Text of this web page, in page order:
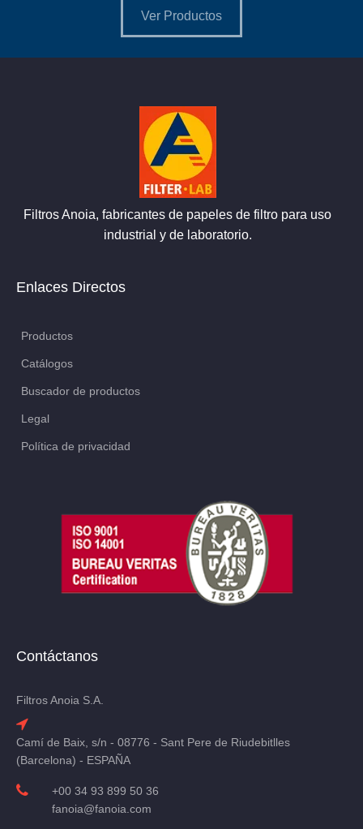
Ver Productos
Filtros Anoia, fabricantes de papeles de filtro para uso
industrial y de laboratorio.
Enlaces Directos
Productos
Catálogos
Buscador de productos
Legal
Política de privacidad
Contáctanos
Filtros Anoia S.A.
Camí de Baix, s/n - 08776 - Sant Pere de Riudebitlles
(Barcelona) - ESPAÑA
+00 34 93 899 50 36
fanoia@fanoia.com